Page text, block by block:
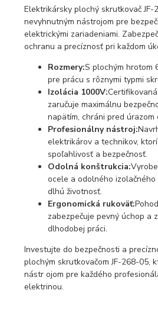
Elektrikársky plochý skrutkovač JF-
nevyhnutným nástrojom pre
elektrickými zariadeniami.
ochranu a precíznosť pri každom
Rozmery:S plochým hrotom
pre prácu s rôznymi typmi
Izolácia 1000V:
zaručuje maximálnu
napätím, chráni pred úrazom
Profesionálny nástroj:
elektrikárov a technikov,
spoľahlivosť a bezpečnosť.
Odolná konštrukcia:
ocele a odolného
dlhú životnosť.
Ergonomická rukoväť:
zabezpečuje pevný úchop a
dlhodobej práci.
Investujte do bezpečnosti a
plochým skrutkovačom JF-268-05,
nástr ojom pre každého
elektrinou.